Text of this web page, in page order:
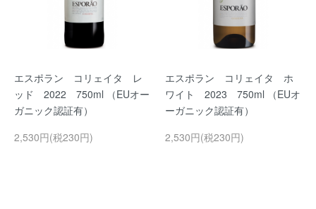
エスポラン コリェイタ レ
ッド 2022 750ml （EUオー
ガニック認証有）
2,530円(税230円)
エスポラン コリェイタ ホ
ワイト 2023 750ml （EUオ
ーガニック認証有）
2,530円(税230円)